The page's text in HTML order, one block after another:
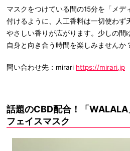
マスクをつけている間の15分を「メデ
付けるように、人工香料は一切使わず
やさしい香りが広がります。少しの間
自身と向き合う時間を楽しみませんか
問い合わせ先：mirari https://mirari.jp
話題のCBD配合！「
フェイスマスク